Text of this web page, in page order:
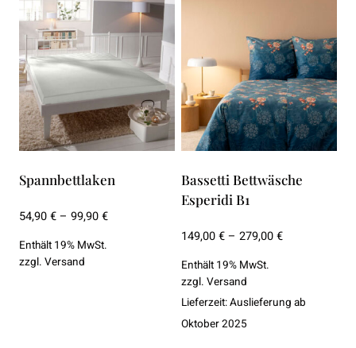
Spannbettlaken
54,90€– 99,90€Preisspanne:
Enthält 19% MwSt.
zzgl. Versand
Bassetti Bettwäsche
Esperidi B1
149,00€– 279,00€Preisspanne:
Enthält 19% MwSt.
zzgl. Versand
Lieferzeit: Auslieferung ab
Oktober 2025